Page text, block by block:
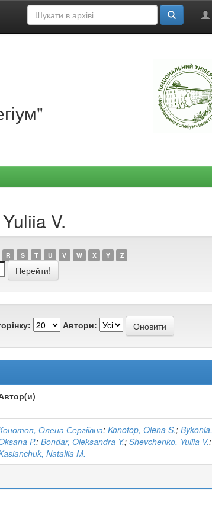
V.
R S T U V W X Y Z
Автори:
Олена Сергіївна; Konotop, Olena S.; Bykonia,
P.; Bondar, Oleksandra Y.; Shevchenko, Yuliia V.;
Nataliia M.